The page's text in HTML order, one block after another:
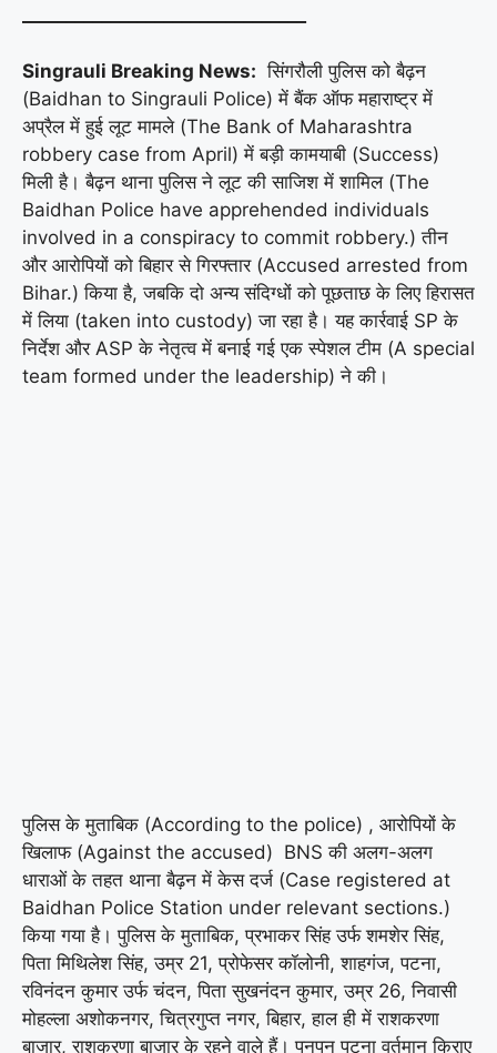
Singrauli Breaking News: सिंगरौली पुलिस को बैढ़न
(Baidhan to Singrauli Police) में बैंक ऑफ महाराष्ट्र में
अप्रैल में हुई लूट मामले (The Bank of Maharashtra
robbery case from April) में बड़ी कामयाबी (Success)
मिली है। बैढ़न थाना पुलिस ने लूट की साजिश में शामिल (The
Baidhan Police have apprehended individuals
involved in a conspiracy to commit robbery.) तीन
और आरोपियों को बिहार से गिरफ्तार (Accused arrested from
Bihar.) किया है, जबकि दो अन्य संदिग्धों को पूछताछ के लिए हिरासत
में लिया (taken into custody) जा रहा है। यह कार्रवाई SP के
निर्देश और ASP के नेतृत्व में बनाई गई एक स्पेशल टीम (A special
team formed under the leadership) ने की।
पुलिस के मुताबिक (According to the police) , आरोपियों के
खिलाफ (Against the accused) BNS की अलग-अलग
धाराओं के तहत थाना बैढ़न में केस दर्ज (Case registered at
Baidhan Police Station under relevant sections.)
किया गया है। पुलिस के मुताबिक, प्रभाकर सिंह उर्फ ​​शमशेर सिंह,
पिता मिथिलेश सिंह, उम्र 21, प्रोफेसर कॉलोनी, शाहगंज, पटना,
रविनंदन कुमार उर्फ ​​चंदन, पिता सुखनंदन कुमार, उम्र 26, निवासी
मोहल्ला अशोकनगर, चित्रगुप्त नगर, बिहार, हाल ही में राशकरणा
बाजार, राशकरणा बाजार के रहने वाले हैं। पुनपुन पटना वर्तमान किराए